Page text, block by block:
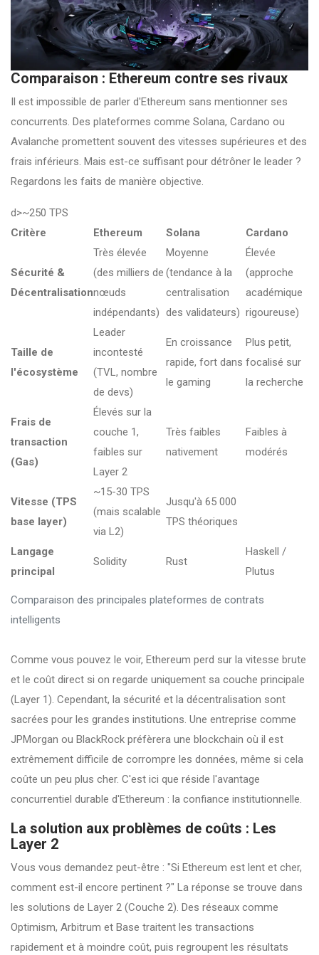
Comparaison : Ethereum contre ses rivaux
Il est impossible de parler d'Ethereum sans mentionner ses
concurrents. Des plateformes comme Solana, Cardano ou
Avalanche promettent souvent des vitesses supérieures et des
frais inférieurs. Mais est-ce suffisant pour détrôner le leader ?
Regardons les faits de manière objective.
d>~250 TPS
Comparaison des principales plateformes de contrats
intelligents
Critère Ethereum Solana Cardano
Sécurité &
Décentralisation
Très élevée
(des milliers de
nœuds
indépendants)
Moyenne
(tendance à la
centralisation
des validateurs)
Élevée
(approche
académique
rigoureuse)
Taille de
l'écosystème
Leader
incontesté
(TVL, nombre
de devs)
En croissance
rapide, fort dans
le gaming
Plus petit,
focalisé sur
la recherche
Frais de
transaction
(Gas)
Élevés sur la
couche 1,
faibles sur
Layer 2
Très faibles
nativement
Faibles à
modérés
Vitesse (TPS
base layer)
~15-30 TPS
(mais scalable
via L2)
Jusqu'à 65 000
TPS théoriques
Langage
principal
Solidity Rust
Haskell /
Plutus
Comme vous pouvez le voir, Ethereum perd sur la vitesse brute
et le coût direct si on regarde uniquement sa couche principale
(Layer 1). Cependant, la sécurité et la décentralisation sont
sacrées pour les grandes institutions. Une entreprise comme
JPMorgan ou BlackRock préfèrera une blockchain où il est
extrêmement difficile de corrompre les données, même si cela
coûte un peu plus cher. C'est ici que réside l'avantage
concurrentiel durable d'Ethereum : la confiance institutionnelle.
La solution aux problèmes de coûts : Les
Layer 2
Vous vous demandez peut-être : "Si Ethereum est lent et cher,
comment est-il encore pertinent ?" La réponse se trouve dans
les solutions de Layer 2 (Couche 2). Des réseaux comme
Optimism, Arbitrum et Base traitent les transactions
rapidement et à moindre coût, puis regroupent les résultats